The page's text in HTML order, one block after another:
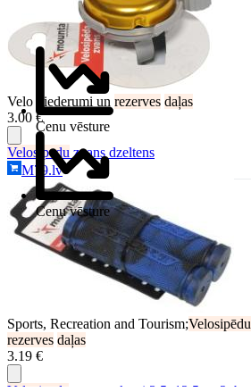
Velo piederumi un rezerves daļas
3.00 €
Cenu vēsture
Velosipedu zvans dzeltens
M79.lv
Sports, Recreation and Tourism;Velosipēdu
rezerves daļas
3.19 €
Cenu vēsture